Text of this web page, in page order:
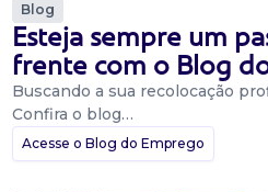
Blog
Esteja sempre um
frente com o Blog
Buscando a sua recolocação
Confira o blog…
Acesse o Blog do Emprego